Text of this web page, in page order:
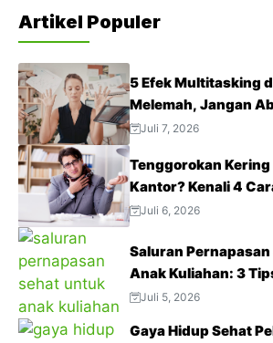
Artikel Populer
5 Efek Multitasking
Melemah, Jangan
Juli 7, 2026
Tenggorokan Kering
Kantor? Kenali 4
Juli 6, 2026
Saluran
Anak Kuliahan: 3
Tetap Optimal di
Juli 5, 2026
Gaya Hidup Sehat